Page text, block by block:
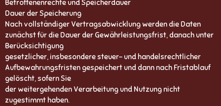
Betroffenenrechte und Speicherdauer
Dauer der Speicherung
Nach vollständiger Vertragsabwicklung werden die Daten
zunächst für die Dauer der Gewährleistungsfrist, danach unter
Berücksichtigung
gesetzlicher, insbesondere steuer- und handelsrechtlicher
Aufbewahrungsfristen gespeichert und dann nach Fristablauf
gelöscht, sofern Sie
der weitergehenden Verarbeitung und Nutzung nicht
zugestimmt haben.